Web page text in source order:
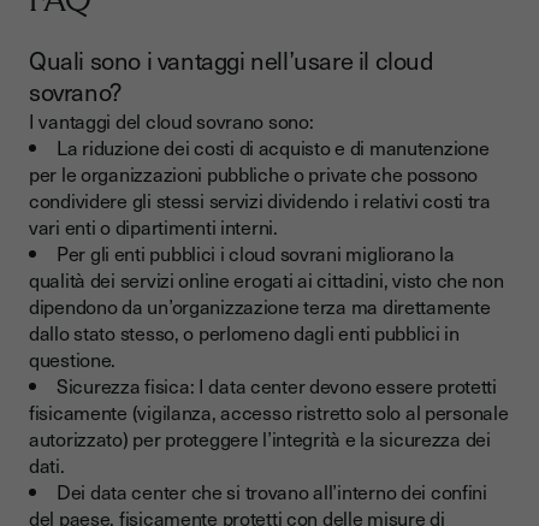
Quali sono i vantaggi nell’usare il cloud
sovrano?
I vantaggi del cloud sovrano sono:
La riduzione dei costi di acquisto e di manutenzione
per le organizzazioni pubbliche o private che possono
condividere gli stessi servizi dividendo i relativi costi tra
vari enti o dipartimenti interni.
Per gli enti pubblici i cloud sovrani migliorano la
qualità dei servizi online erogati ai cittadini, visto che non
dipendono da un’organizzazione terza ma direttamente
dallo stato stesso, o perlomeno dagli enti pubblici in
questione.
Sicurezza fisica: I data center devono essere protetti
fisicamente (vigilanza, accesso ristretto solo al personale
autorizzato) per proteggere l’integrità e la sicurezza dei
dati.
Dei data center che si trovano all’interno dei confini
del paese, fisicamente protetti con delle misure di